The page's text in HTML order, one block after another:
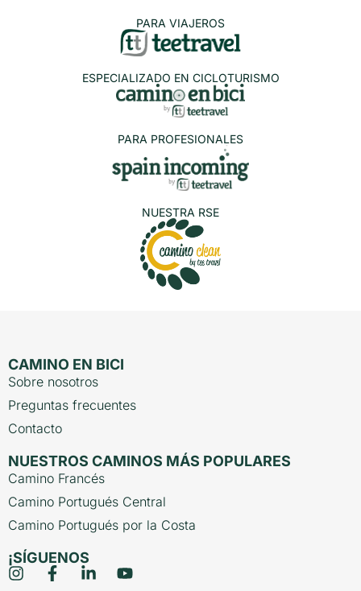
PARA VIAJEROS
ESPECIALIZADO EN CICLOTURISMO
PARA PROFESIONALES
NUESTRA RSE
CAMINO EN BICI
Sobre nosotros
Preguntas frecuentes
Contacto
NUESTROS CAMINOS MÁS POPULARES
Camino Francés
Camino Portugués Central
Camino Portugués por la Costa
¡SÍGUENOS